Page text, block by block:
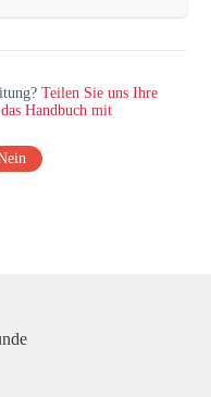
Teilen Sie uns Ihre
Handbuch mit